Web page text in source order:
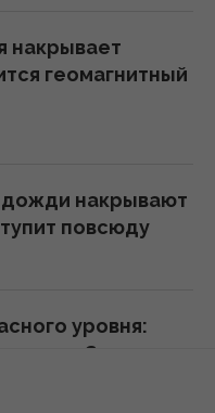
требование
и Турция
накрывает
геомагнитный
накрывают
повсюду
уровня:
на Землю